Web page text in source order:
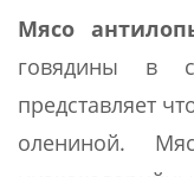
Мясо
говядины в
представляет
олениной.